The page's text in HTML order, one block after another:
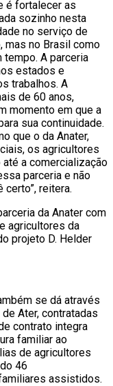
é fortalecer as
sozinho nesta
no serviço de
mas no Brasil como
tempo. A parceria
estados e
trabalhos. A
de 60 anos,
momento em que a
sua continuidade.
que o da Anater,
os agricultores
a comercialização
parceria e não
reitera.
da Anater com
agricultores da
projeto D. Helder
se dá através
Ater, contratadas
contrato integra
familiar ao
de agricultores
46
assistidos.